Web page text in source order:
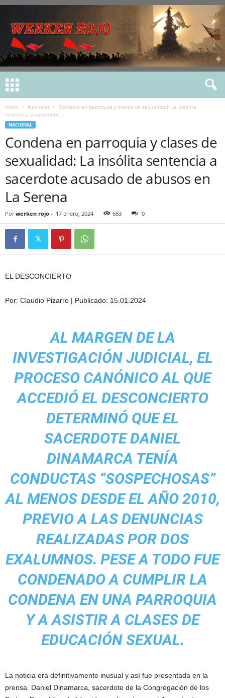
Inicio Nacional
Condena en parroquia y clases de sexualidad: La insólita
sentencia a sacerdote...
NACIONAL
Condena en parroquia y clases de
sexualidad: La insólita sentencia a
sacerdote acusado de abusos en
La Serena
Por werken rojo - 17 enero, 2024 683 0
EL DESCONCIERTO
Por: Claudio Pizarro | Publicado: 15.01.2024
AL MARGEN DE LA
INVESTIGACIÓN JUDICIAL, EL
PROCESO CANÓNICO AL QUE
ACCEDIÓ EL DESCONCIERTO
DETERMINÓ QUE EL
SACERDOTE DANIEL
DINAMARCA TENÍA
CONDUCTAS “SOSPECHOSAS”
AL MENOS DESDE EL AÑO 2010,
PREVIO A LAS DENUNCIAS
REALIZADAS POR DOS
EXALUMNOS. PESE A TODO FUE
CONDENADO A CUMPLIR LA
CONDENA EN UNA PARROQUIA
Y A ASISTIR A CLASES DE
EDUCACIÓN SEXUAL.
La noticia era definitivamente inusual y así fue presentada en la
prensa. Daniel Dinamarca, sacerdote de la Congregación de los